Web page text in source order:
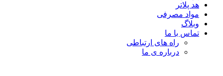
هد پلاتر
مواد مصرفی
وبلاگ
تماس با ما
راه های ارتباطی
درباره ی ما